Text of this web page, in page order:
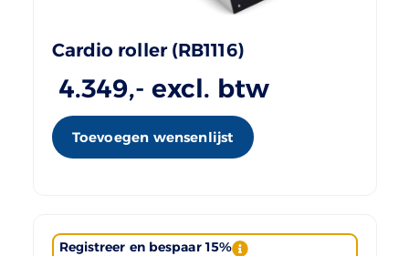
Cardio roller (RB1116)
4.349,- excl. btw
Toevoegen wensenlijst
Registreer en bespaar 15%